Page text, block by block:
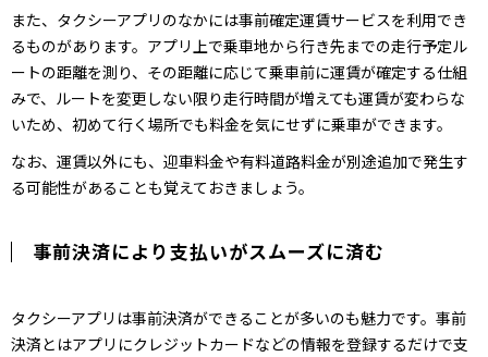
また、タクシーアプリのなかには事前確定運賃サービスを利用でき
るものがあります。アプリ上で乗車地から行き先までの走行予定ル
ートの距離を測り、その距離に応じて乗車前に運賃が確定する仕組
みで、ルートを変更しない限り走行時間が増えても運賃が変わらな
いため、初めて行く場所でも料金を気にせずに乗車ができます。
なお、運賃以外にも、迎車料金や有料道路料金が別途追加で発生す
る可能性があることも覚えておきましょう。
事前決済により支払いがスムーズに済む
タクシーアプリは事前決済ができることが多いのも魅力です。事前
決済とはアプリにクレジットカードなどの情報を登録するだけで支